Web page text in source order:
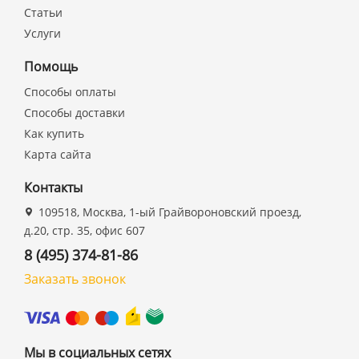
Статьи
Услуги
Помощь
Способы оплаты
Способы доставки
Как купить
Карта сайта
Контакты
109518, Москва, 1-ый Грайвороновский проезд,
д.20, стр. 35, офис 607
8 (495) 374-81-86
Заказать звонок
Мы в социальных сетях